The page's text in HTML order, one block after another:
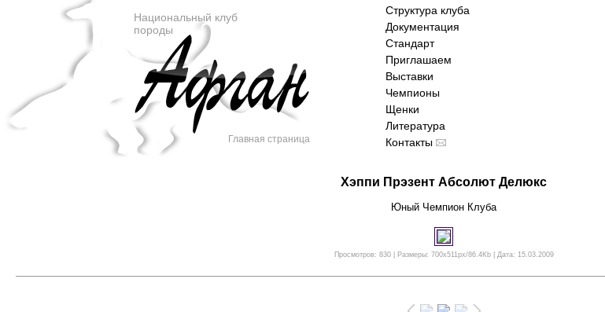
Национальный клуб
породы
Главная страница
Структура клуба
Документация
Стандарт
Приглашаем
Выставки
Чемпионы
Щенки
Литература
Контакты
Хэппи Прэзент Абсолют Делюкс
Юный Чемпион Клуба
Просмотров: 830 | Размеры: 700x511px/86.4Kb | Дата: 15.03.2009